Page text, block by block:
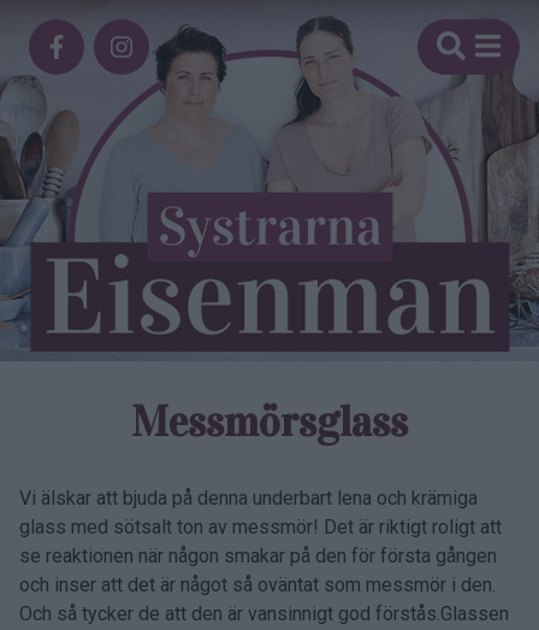
Messmörsglass
Vi älskar att bjuda på denna underbart lena och krämiga
glass med sötsalt ton av messmör! Det är riktigt roligt att
se reaktionen när någon smakar på den för första gången
och inser att det är något så oväntat som messmör i den.
Och så tycker de att den är vansinnigt god förstås.Glassen